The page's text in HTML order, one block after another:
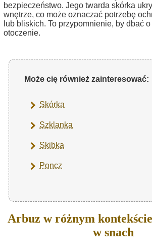
bezpieczeństwo. Jego twarda skórka
wnętrze, co może oznaczać potrzebę
lub bliskich. To przypomnienie, by dbać
otoczenie.
Może cię również zainteresować:
Skórka
Szklanka
Skibka
Poncz
Arbuz w różnym
w snach